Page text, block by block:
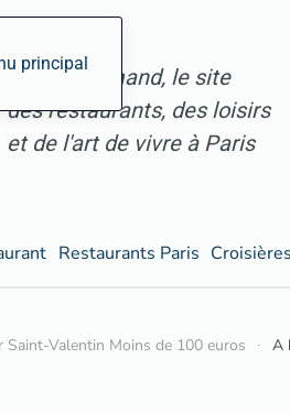
principal
ParisGourmand, le site
des restaurants, des loisirs
et de l'art de vivre à Paris
Restaurants Paris
Saint-Valentin Moins de 100 euros A